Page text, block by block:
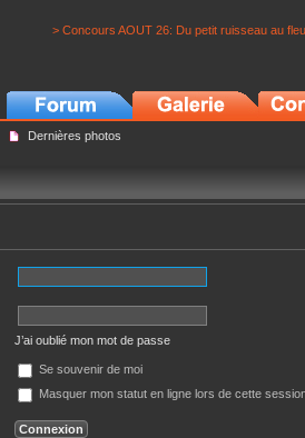
> Concours AOUT 26: Du petit ruisseau au
Dernières photos
J’ai oublié mon mot de passe
Se souvenir de moi
Masquer mon statut en ligne lors de cette